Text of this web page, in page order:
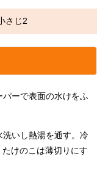
2
ーで表面の水けをふ
いし熱湯を通す。冷
けのこは薄切りにす